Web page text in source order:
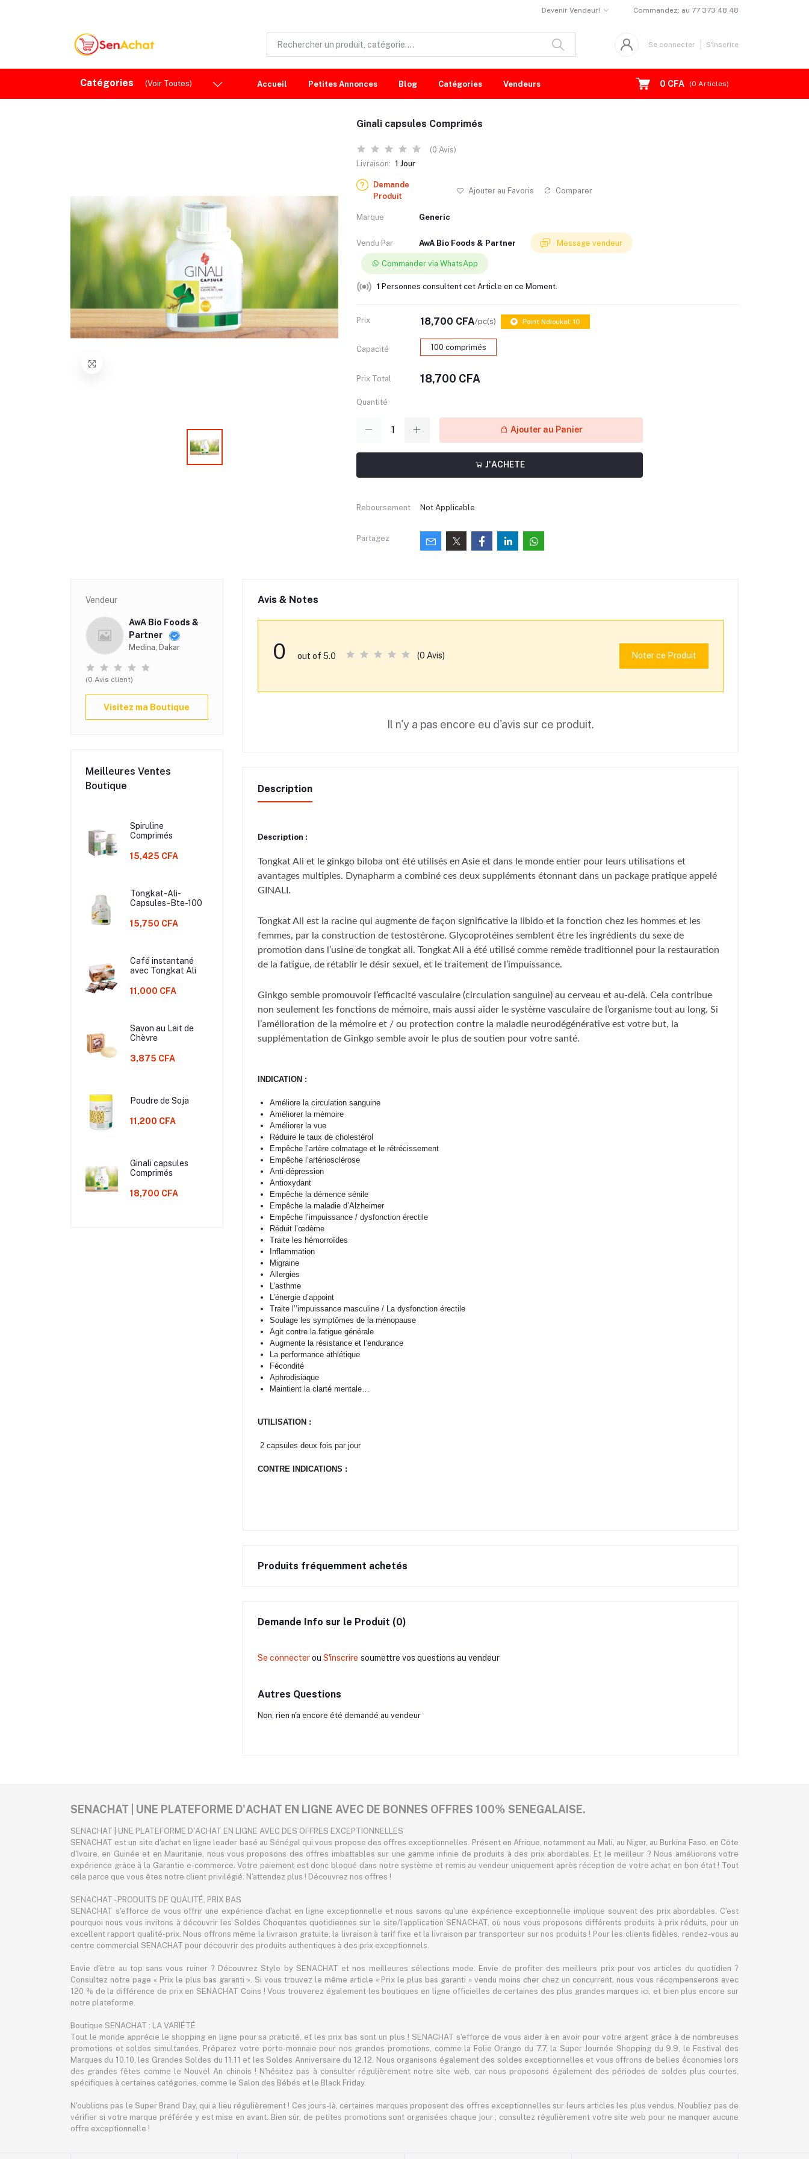
Devenir Vendeur! Commandez: au 77 373 48 48
Se connecter S'inscrire
Catégories (Voir Toutes) Accueil Petites Annonces Blog Catégories Vendeurs 0 CFA (0 Articles)
Ginali capsules Comprimés
(0 Avis)
Livraison: 1 Jour
Demande
Produit
Ajouter au Favoris Comparer
Marque Generic
Vendu Par AwA Bio Foods & Partner Message vendeur
Commander via WhatsApp
1 Personnes consultent cet Article en ce Moment.
Prix 18,700 CFA/pc(s) Point Ndioukal: 10
Capacité 100 comprimés
Prix Total 18,700 CFA
Quantité
Ajouter au Panier
J'ACHETE
Reboursement Not Applicable
Partagez
Vendeur
AwA Bio Foods &
Partner
Medina, Dakar
(0 Avis client)
Visitez ma Boutique
Meilleures Ventes
Boutique
Spiruline
Comprimés
15,425 CFA
Tongkat-Ali-
Capsules-Bte-100
15,750 CFA
Café instantané
avec Tongkat Ali
11,000 CFA
Savon au Lait de
Chèvre
3,875 CFA
Poudre de Soja
11,200 CFA
Ginali capsules
Comprimés
18,700 CFA
Avis & Notes
0 out of 5.0 (0 Avis) Noter ce Produit
Il n'y a pas encore eu d'avis sur ce produit.
Description
Description :
Tongkat Ali et le ginkgo biloba ont été utilisés en Asie et dans le monde entier pour leurs utilisations et
avantages multiples. Dynapharm a combiné ces deux suppléments étonnant dans un package pratique appelé
GINALI.
Tongkat Ali est la racine qui augmente de façon significative la libido et la fonction chez les hommes et les
femmes, par la construction de testostérone. Glycoprotéines semblent être les ingrédients du sexe de
promotion dans l’usine de tongkat ali. Tongkat Ali a été utilisé comme remède traditionnel pour la restauration
de la fatigue, de rétablir le désir sexuel, et le traitement de l’impuissance.
Ginkgo semble promouvoir l’efficacité vasculaire (circulation sanguine) au cerveau et au-delà. Cela contribue
non seulement les fonctions de mémoire, mais aussi aider le système vasculaire de l’organisme tout au long. Si
l’amélioration de la mémoire et / ou protection contre la maladie neurodégénérative est votre but, la
supplémentation de Ginkgo semble avoir le plus de soutien pour votre santé.
INDICATION :
Améliore la circulation sanguine
Améliorer la mémoire
Améliorer la vue
Réduire le taux de cholestérol
Empêche l’artère colmatage et le rétrécissement
Empêche l’artériosclérose
Anti-dépression
Antioxydant
Empêche la démence sénile
Empêche la maladie d’Alzheimer
Empêche l’impuissance / dysfonction érectile
Réduit l’œdème
Traite les hémorroïdes
Inflammation
Migraine
Allergies
L’asthme
L’énergie d’appoint
Traite l’’impuissance masculine / La dysfonction érectile
Soulage les symptômes de la ménopause
Agit contre la fatigue générale
Augmente la résistance et l’endurance
La performance athlétique
Fécondité
Aphrodisiaque
Maintient la clarté mentale…
UTILISATION :
2 capsules deux fois par jour
CONTRE INDICATIONS :
Produits fréquemment achetés
Demande Info sur le Produit (0)
Se connecterou S'inscrire soumettre vos questions au vendeur
Autres Questions
Non, rien n'a encore été demandé au vendeur
SENACHAT | UNE PLATEFORME D'ACHAT EN LIGNE AVEC DE BONNES OFFRES 100% SENEGALAISE.
SENACHAT | UNE PLATEFORME D'ACHAT EN LIGNE AVEC DES OFFRES EXCEPTIONNELLES
SENACHAT est un site d'achat en ligne leader basé au Sénégal qui vous propose des offres exceptionnelles. Présent en Afrique, notamment au Mali, au Niger, au Burkina Faso, en Côte
d'Ivoire, en Guinée et en Mauritanie, nous vous proposons des offres imbattables sur une gamme infinie de produits à des prix abordables. Et le meilleur ? Nous améliorons votre
expérience grâce à la Garantie e-commerce. Votre paiement est donc bloqué dans notre système et remis au vendeur uniquement après réception de votre achat en bon état ! Tout
cela parce que vous êtes notre client privilégié. N'attendez plus ! Découvrez nos offres !
SENACHAT - PRODUITS DE QUALITÉ, PRIX BAS
SENACHAT s'efforce de vous offrir une expérience d'achat en ligne exceptionnelle et nous savons qu'une expérience exceptionnelle implique souvent des prix abordables. C'est
pourquoi nous vous invitons à découvrir les Soldes Choquantes quotidiennes sur le site/l'application SENACHAT, où nous vous proposons différents produits à prix réduits, pour un
excellent rapport qualité-prix. Nous offrons même la livraison gratuite, la livraison à tarif fixe et la livraison par transporteur sur nos produits ! Pour les clients fidèles, rendez-vous au
centre commercial SENACHAT pour découvrir des produits authentiques à des prix exceptionnels.
Envie d'être au top sans vous ruiner ? Découvrez Style by SENACHAT et nos meilleures sélections mode. Envie de profiter des meilleurs prix pour vos articles du quotidien ?
Consultez notre page « Prix le plus bas garanti ». Si vous trouvez le même article « Prix le plus bas garanti » vendu moins cher chez un concurrent, nous vous récompenserons avec
120 % de la différence de prix en SENACHAT Coins ! Vous trouverez également les boutiques en ligne officielles de certaines des plus grandes marques ici, et bien plus encore sur
notre plateforme.
Boutique SENACHAT : LA VARIÉTÉ
Tout le monde apprécie le shopping en ligne pour sa praticité, et les prix bas sont un plus ! SENACHAT s'efforce de vous aider à en avoir pour votre argent grâce à de nombreuses
promotions et soldes simultanées. Préparez votre porte-monnaie pour nos grandes promotions, comme la Folie Orange du 7.7, la Super Journée Shopping du 9.9, le Festival des
Marques du 10.10, les Grandes Soldes du 11.11 et les Soldes Anniversaire du 12.12. Nous organisons également des soldes exceptionnelles et vous offrons de belles économies lors
des grandes fêtes comme le Nouvel An chinois ! N'hésitez pas à consulter régulièrement notre site web, car nous proposons également des périodes de soldes plus courtes,
spécifiques à certaines catégories, comme le Salon des Bébés et le Black Friday.
N'oublions pas le Super Brand Day, qui a lieu régulièrement ! Ces jours-là, certaines marques proposent des offres exceptionnelles sur leurs articles les plus vendus. N'oubliez pas de
vérifier si votre marque préférée y est mise en avant. Bien sûr, de petites promotions sont organisées chaque jour ; consultez régulièrement votre site web pour ne manquer aucune
offre exceptionnelle !